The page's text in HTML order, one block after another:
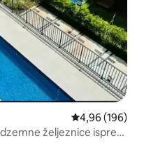
Prosječna
4,96 (196)
željeznice ispred,